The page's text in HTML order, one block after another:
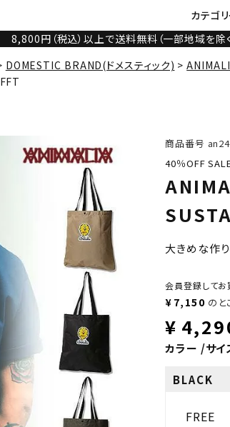
カテゴ
8,800円（税込）以上で送料無料（一部地域を除く
DOMESTIC BRAND(ドメスティック)
商品番号
40％OFF
大きめな作
会員登録して
¥ 7,150 のと
¥
カラー サイ
BLACK
FREE